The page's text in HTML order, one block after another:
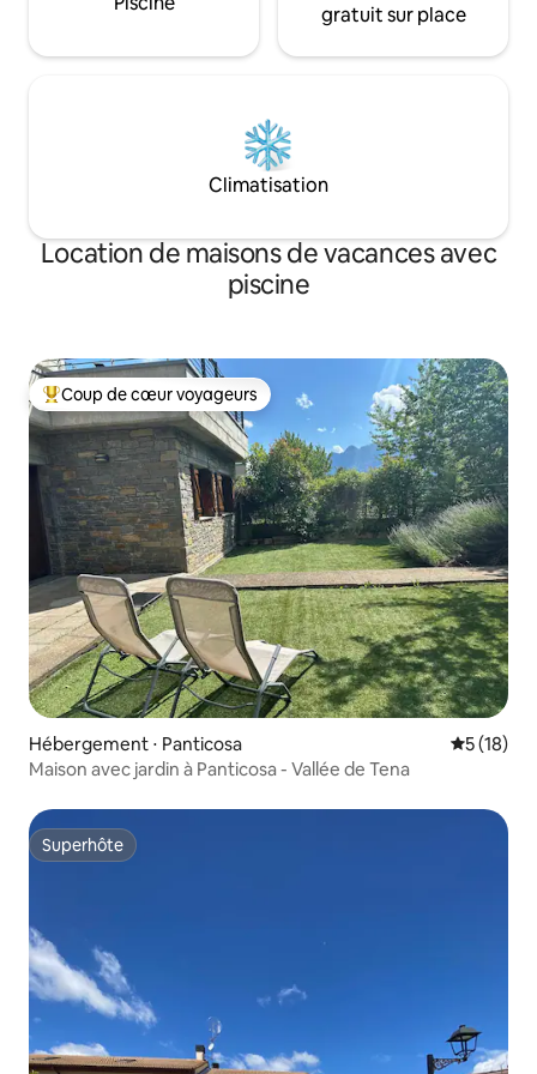
gratuit sur place
Climatisation
Location de maisons de vacances avec
piscine
Coups de cœur voyageurs les plus appréciés
Coup de cœur voyageurs
Hébergement ⋅ Panticosa
5 (18)
Maison avec jardin à Panticosa - Vallée de Tena
Superhôte
Superhôte